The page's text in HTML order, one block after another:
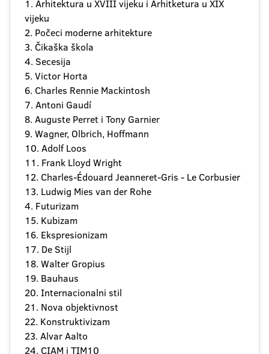
1. Arhitektura u XVIII vijeku i Arhitketura u XIX
vijeku
2. Počeci moderne arhitekture
3. Čikaška škola
4. Secesija
5. Victor Horta
6. Charles Rennie Mackintosh
7. Antoni Gaudí
8. Auguste Perret i Tony Garnier
9. Wagner, Olbrich, Hoffmann
10. Adolf Loos
11. Frank Lloyd Wright
12. Charles-Édouard Jeanneret-Gris - Le Corbusier
13. Ludwig Mies van der Rohe
4. Futurizam
15. Kubizam
16. Ekspresionizam
17. De Stijl
18. Walter Gropius
19. Bauhaus
20. Internacionalni stil
21. Nova objektivnost
22. Konstruktivizam
23. Alvar Aalto
24. CIAM i TIM10